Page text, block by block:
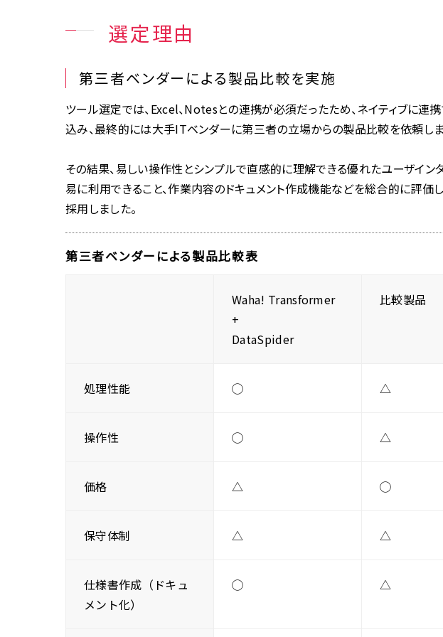
選定理由
第三者ベンダーによる製品比較を実施
ツール選定では、Excel、Notesとの連携が必須だったため、ネイティブに連
込み、最終的には大手ITベンダーに第三者の立場からの製品比較を依頼しま
その結果、易しい操作性とシンプルで直感的に理解できる優れたユーザイン
易に利用できること、作業内容のドキュメント作成機能などを総合的に評価
採用しました。
第三者ベンダーによる製品比較表
Waha! Transformer
+
DataSpider
比較製品
処理性能 ◯ △
操作性 ◯ △
価格 △ ◯
保守体制 △ △
仕様書作成（ドキュ
メント化）
◯ △